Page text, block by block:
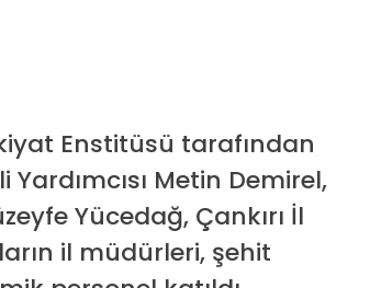
Enstitüsü tarafından
Metin Demirel,
Yücedağ, Çankırı İl
il müdürleri, şehit